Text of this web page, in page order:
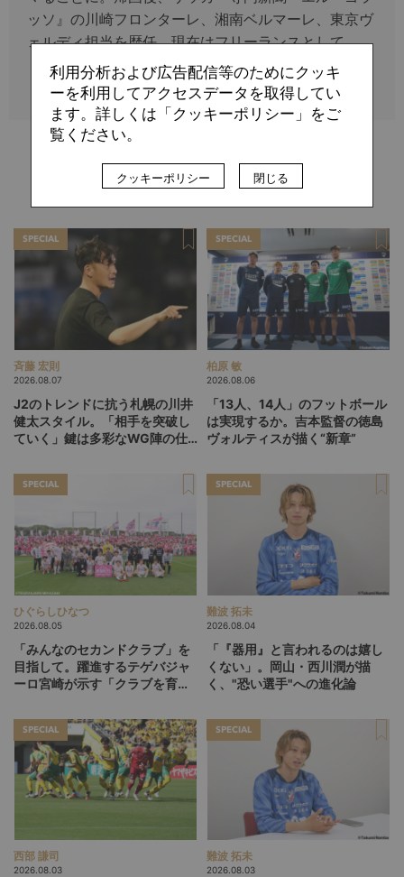
ッソ』の川崎フロンターレ、湘南ベルマーレ、東京ヴ
ェルディ担当を歴任。現在はフリーランスとして
『Number Web』や『GOAL』などに寄稿している。
関連記事
SPECIAL
斉藤 宏則
2026.08.07
J2のトレンドに抗う札幌の川井
健太スタイル。「相手を突破し
ていく」鍵は多彩なWG陣の仕
SPECIAL
柏原 敏
2026.08.06
「13人、14人」のフットボール
は実現するか。吉本監督の徳島
ヴォルティスが描く“新章”
SPECIAL
ひぐらしひなつ
2026.08.05
「みんなのセカンドクラブ」を
目指して。躍進するテゲバジャ
ーロ宮崎が示す「クラブを育て
SPECIAL
難波 拓未
2026.08.04
「『器用』と言われるのは嬉し
くない」。岡山・西川潤が描
く、"恐い選手"への進化論
SPECIAL
西部 謙司
2026.08.03
SPECIAL
難波 拓未
2026.08.03
利用分析および広告配信等のためにクッキ
ーを利用してアクセスデータを取得してい
ます。詳しくは「クッキーポリシー」をご
覧ください。
クッキーポリシー 閉じる